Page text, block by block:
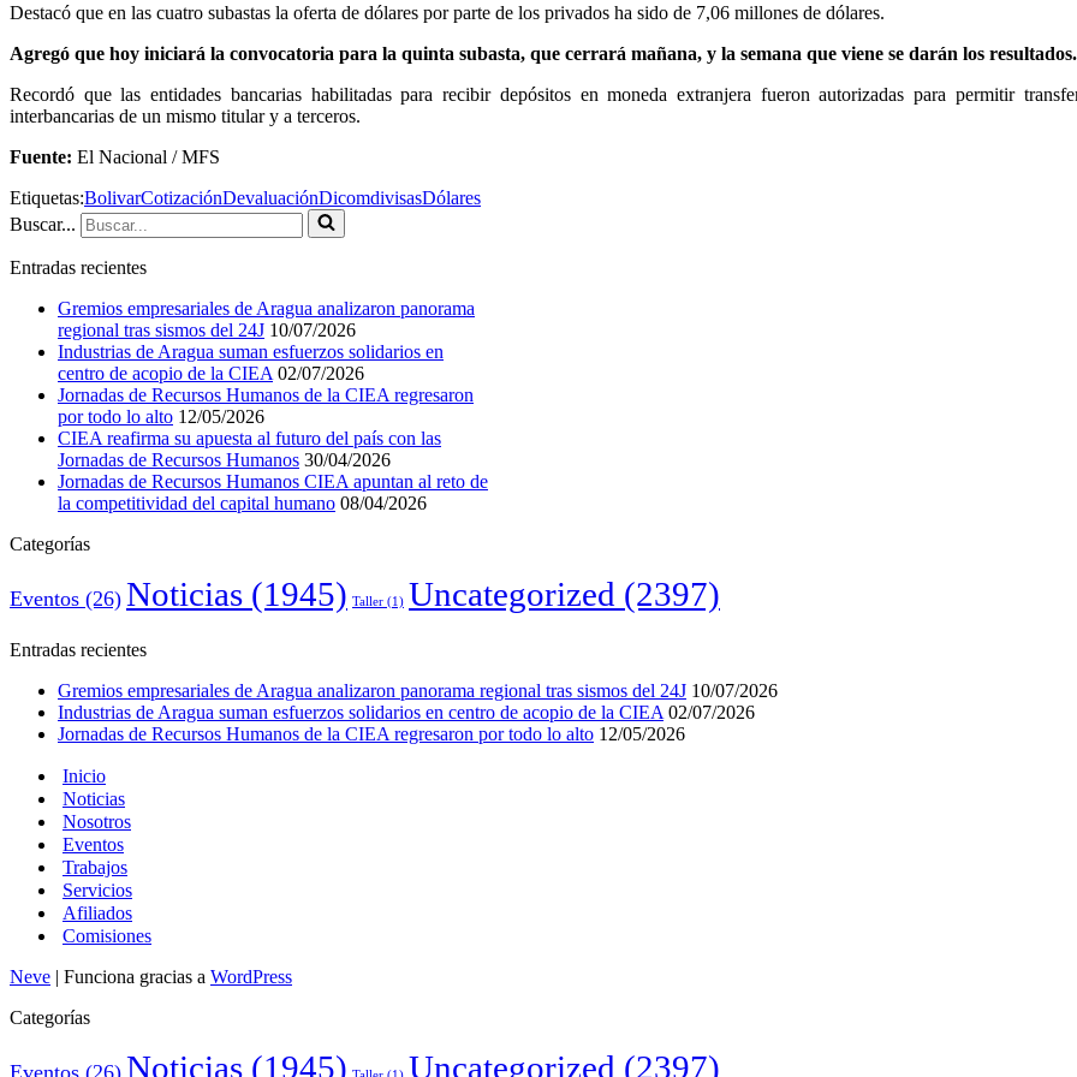
Destacó que en las cuatro subastas la oferta de dólares por parte de los privados ha sido de 7,06 millones de dólares.
Agregó que hoy iniciará la convocatoria para la quinta subasta, que cerrará mañana, y la semana que viene se darán los resultados.
Recordó que las entidades bancarias habilitadas para recibir depósitos en moneda extranjera fueron autorizadas para permitir
interbancarias de un mismo titular y a terceros.
Fuente: El Nacional / MFS
Etiquetas:BolivarCotizaciónDevaluaciónDicomdivisasDólares
Buscar...
Entradas recientes
Gremios empresariales de Aragua analizaron panorama
regional tras sismos del 24J 10/07/2026
Industrias de Aragua suman esfuerzos solidarios en
centro de acopio de la CIEA 02/07/2026
Jornadas de Recursos Humanos de la CIEA regresaron
por todo lo alto 12/05/2026
CIEA reafirma su apuesta al futuro del país con las
Jornadas de Recursos Humanos 30/04/2026
Jornadas de Recursos Humanos CIEA apuntan al reto de
la competitividad del capital humano 08/04/2026
Categorías
Eventos (26) Noticias (1945) Taller (1) Uncategorized (2397)
Entradas recientes
Gremios empresariales de Aragua analizaron panorama regional tras sismos del 24J 10/07/2026
Industrias de Aragua suman esfuerzos solidarios en centro de acopio de la CIEA 02/07/2026
Jornadas de Recursos Humanos de la CIEA regresaron por todo lo alto 12/05/2026
Inicio
Noticias
Nosotros
Eventos
Trabajos
Servicios
Afiliados
Comisiones
Neve | Funciona gracias a WordPress
Categorías
Eventos (26) Noticias (1945) Uncategorized (2397)